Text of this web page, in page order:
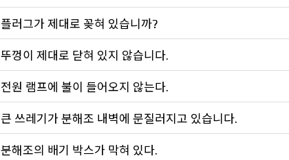
플러그가 제대로 꽂혀 있습니까?
뚜껑이 제대로 닫혀 있지 않습니다.
전원 램프에 불이 들어오지 않는다.
큰 쓰레기가 분해조 내벽에 문질러지고 있습니다.
분해조의 배기 박스가 막혀 있다.